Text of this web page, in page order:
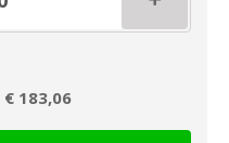
€ 183,06